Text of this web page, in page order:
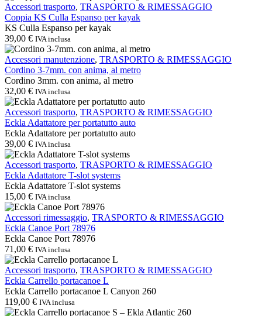
Coppia
KS
Culla
Espanso
per
kayak
Accessori trasporto, TRASPORTO & RIMESSAGGIO
Coppia KS Culla Espanso per kayak
KS Culla Espanso per kayak
39,00 € IVA inclusa
Cordino
3-
7mm.
con
anima,
al
metro
Accessori manutenzione, TRASPORTO & RIMESSAGGIO
Cordino 3-7mm. con anima, al metro
Cordino 3mm. con anima, al metro
32,00 € IVA inclusa
Eckla
Adattatore
per
portatutto
auto
Accessori trasporto, TRASPORTO & RIMESSAGGIO
Eckla Adattatore per portatutto auto
Eckla Adattatore per portatutto auto
39,00 € IVA inclusa
Eckla
Adattatore
T-
slot
systems
Accessori trasporto, TRASPORTO & RIMESSAGGIO
Eckla Adattatore T-slot systems
Eckla Adattatore T-slot systems
15,00 € IVA inclusa
Eckla
Canoe
Port
78976
Accessori rimessaggio, TRASPORTO & RIMESSAGGIO
Eckla Canoe Port 78976
Eckla Canoe Port 78976
71,00 € IVA inclusa
Eckla
Carrello
portacanoe
L
Accessori trasporto, TRASPORTO & RIMESSAGGIO
Eckla Carrello portacanoe L
Eckla Carrello portacanoe L Canyon 260
119,00 € IVA inclusa